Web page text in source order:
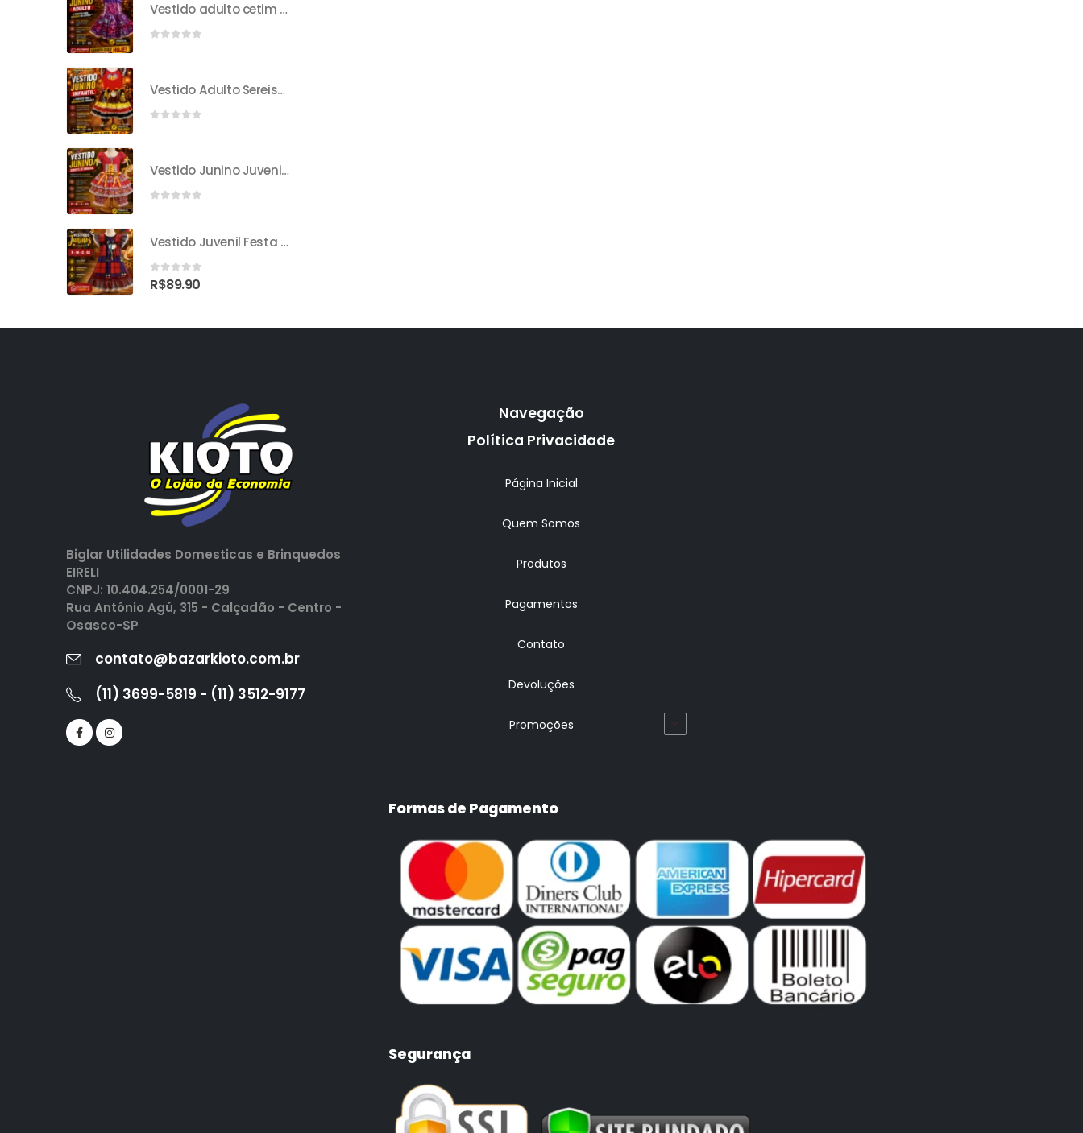
Vestido adulto cetim mini rosa P
Vestido Adulto Sereismo
Vestido Junino Juvenil Sorvete De Girassol
Vestido Juvenil Festa Junina
0out of 5
R$89.90
Biglar Utilidades Domesticas e Brinquedos
EIRELI
CNPJ: 10.404.254/0001-29
Rua Antônio Agú, 315 - Calçadão - Centro -
Osasco-SP
contato@bazarkioto.com.br
(11) 3699-5819 - (11) 3512-9177
Navegação
Política Privacidade
Página Inicial
Quem Somos
Produtos
Pagamentos
Contato
Devoluções
Promoções
Formas de Pagamento
Segurança